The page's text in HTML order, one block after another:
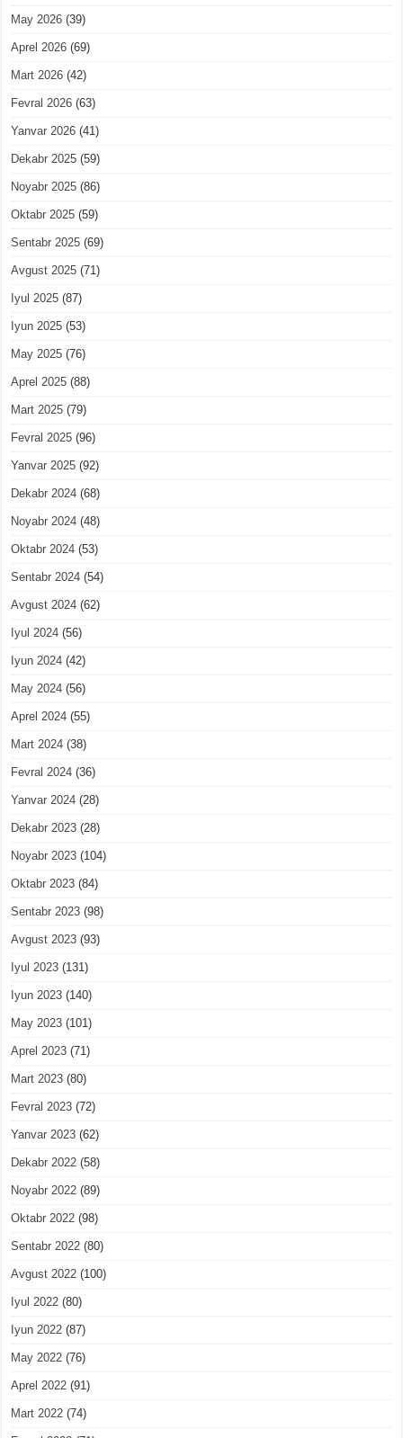
May 2026 (39)
Aprel 2026 (69)
Mart 2026 (42)
Fevral 2026 (63)
Yanvar 2026 (41)
Dekabr 2025 (59)
Noyabr 2025 (86)
Oktabr 2025 (59)
Sentabr 2025 (69)
Avgust 2025 (71)
Iyul 2025 (87)
Iyun 2025 (53)
May 2025 (76)
Aprel 2025 (88)
Mart 2025 (79)
Fevral 2025 (96)
Yanvar 2025 (92)
Dekabr 2024 (68)
Noyabr 2024 (48)
Oktabr 2024 (53)
Sentabr 2024 (54)
Avgust 2024 (62)
Iyul 2024 (56)
Iyun 2024 (42)
May 2024 (56)
Aprel 2024 (55)
Mart 2024 (38)
Fevral 2024 (36)
Yanvar 2024 (28)
Dekabr 2023 (28)
Noyabr 2023 (104)
Oktabr 2023 (84)
Sentabr 2023 (98)
Avgust 2023 (93)
Iyul 2023 (131)
Iyun 2023 (140)
May 2023 (101)
Aprel 2023 (71)
Mart 2023 (80)
Fevral 2023 (72)
Yanvar 2023 (62)
Dekabr 2022 (58)
Noyabr 2022 (89)
Oktabr 2022 (98)
Sentabr 2022 (80)
Avgust 2022 (100)
Iyul 2022 (80)
Iyun 2022 (87)
May 2022 (76)
Aprel 2022 (91)
Mart 2022 (74)